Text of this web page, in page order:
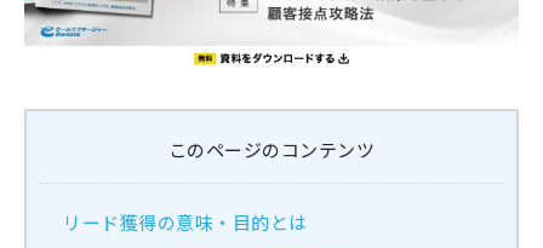
このページのコンテンツ
リード獲得の意味・目的とは